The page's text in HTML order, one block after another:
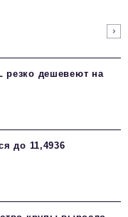
дешевеют на
до 11,4936